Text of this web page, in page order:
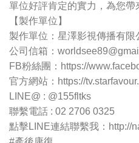
單位好評肯定的實力，為您帶
【製作單位】
製作單位：星澤影視傳播有限
公司信箱：
FB粉絲團：https://
官方網站：https://
LINE@ : @155fltks
聯繫電話 : 02 2706 0325
點擊LINE連結聯繫我：http://